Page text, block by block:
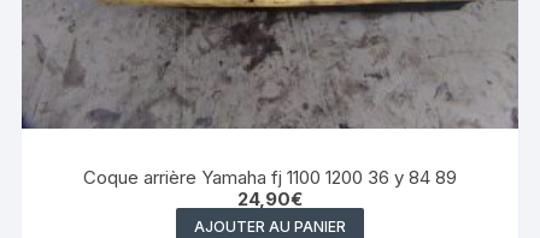
Coque arrière Yamaha fj 1100 1200 36 y 84 89
24,90€
AJOUTER AU PANIER